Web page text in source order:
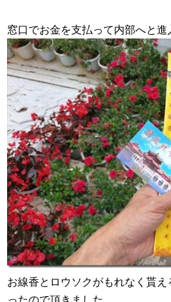
窓口でお金を支払って内部へと進
お線香とロウソクがもれなく貰
ったので頂きました。